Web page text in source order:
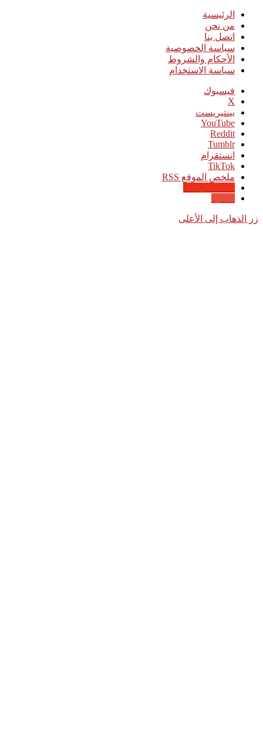
الرئيسية
من نحن
اتصل بنا
سياسة الخصوصية
الأحكام والشروط
سياسة الاستخدام
فيسبوك
‫X
بينتيريست
‫YouTube
انستقرام
‫TikTok
ملخص الموقع RSS
زر الذهاب إلى الأعلى